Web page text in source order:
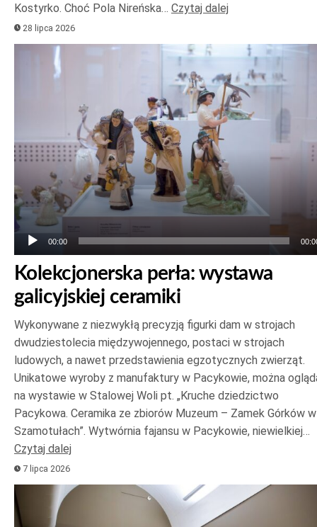
Kostyrko. Choć Pola Nireńska… Czytaj dalej
28 lipca 2026
Odtwarzacz
00:00
Kolekcjonerska perła: wystawa
galicyjskiej ceramiki
Wykonywane z niezwykłą precyzją figurki dam w strojach
dwudziestolecia międzywojennego, postaci w strojach
ludowych, a nawet przedstawienia egzotycznych zwierząt.
Unikatowe wyroby z manufaktury w Pacykowie, można
na wystawie w Stalowej Woli pt. „Kruche dziedzictwo
Pacykowa. Ceramika ze zbiorów Muzeum – Zamek Górków w
Szamotułach”. Wytwórnia fajansu w Pacykowie, niewielkiej…
Czytaj dalej
7 lipca 2026
Odtwarzacz
plików